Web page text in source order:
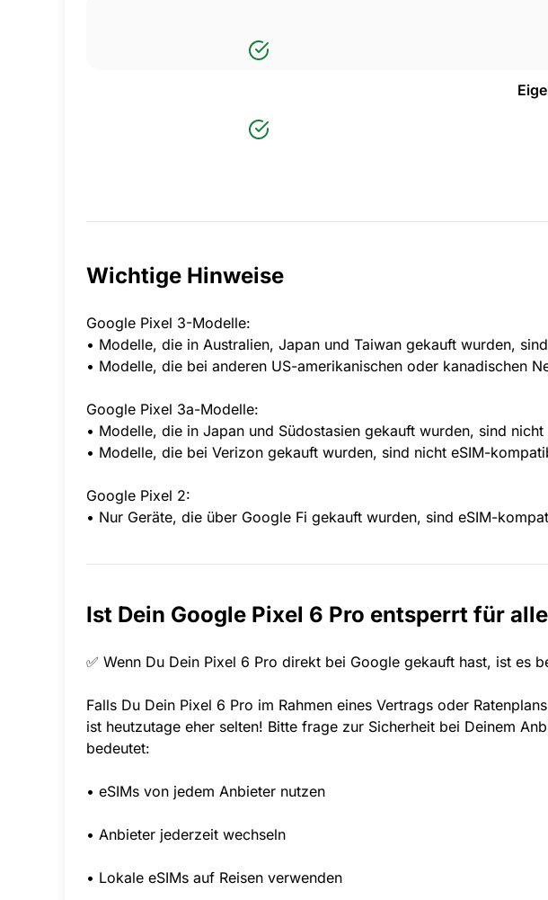
Wichtige Hinweise
Google Pixel 3-Modelle:
• Modelle, die in Australien, Japan und Taiwan gekauft wurden,
• Modelle, die bei anderen US-amerikanischen oder kanadischen
Google Pixel 3a-Modelle:
• Modelle, die in Japan und Südostasien gekauft wurden, sind
• Modelle, die bei Verizon gekauft wurden, sind nicht eSIM-
Google Pixel 2:
• Nur Geräte, die über Google Fi gekauft wurden, sind eSIM-
Ist Dein Google Pixel 6 Pro entsperrt für
✅ Wenn Du Dein Pixel 6 Pro direkt bei Google gekauft hast, ist es
Falls Du Dein Pixel 6 Pro im Rahmen eines Vertrags oder
ist heutzutage eher selten! Bitte frage zur Sicherheit bei Deinem
bedeutet:
• eSIMs von jedem Anbieter nutzen
• Anbieter jederzeit wechseln
• Lokale eSIMs auf Reisen verwenden